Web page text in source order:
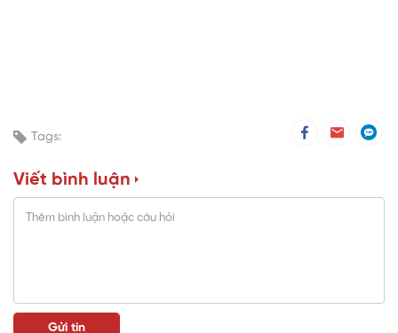
Tags:
Viết bình luận